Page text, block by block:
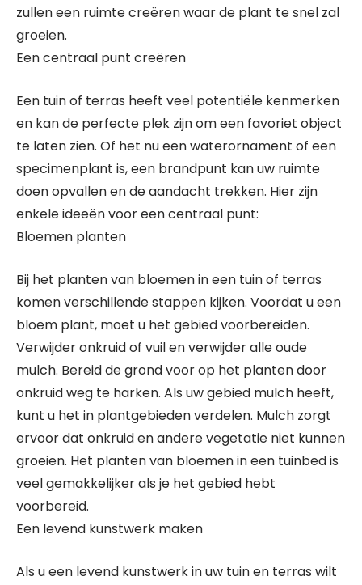
zullen een ruimte creëren waar de plant te snel zal
groeien.
Een centraal punt creëren
Een tuin of terras heeft veel potentiële kenmerken
en kan de perfecte plek zijn om een ​​favoriet object
te laten zien. Of het nu een waterornament of een
specimenplant is, een brandpunt kan uw ruimte
doen opvallen en de aandacht trekken. Hier zijn
enkele ideeën voor een centraal punt:
Bloemen planten
Bij het planten van bloemen in een tuin of terras
komen verschillende stappen kijken. Voordat u een
bloem plant, moet u het gebied voorbereiden.
Verwijder onkruid of vuil en verwijder alle oude
mulch. Bereid de grond voor op het planten door
onkruid weg te harken. Als uw gebied mulch heeft,
kunt u het in plantgebieden verdelen. Mulch zorgt
ervoor dat onkruid en andere vegetatie niet kunnen
groeien. Het planten van bloemen in een tuinbed is
veel gemakkelijker als je het gebied hebt
voorbereid.
Een levend kunstwerk maken
Als u een levend kunstwerk in uw tuin en terras wilt